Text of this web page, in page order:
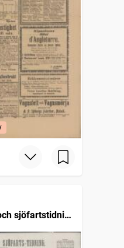
sjöfartstidning